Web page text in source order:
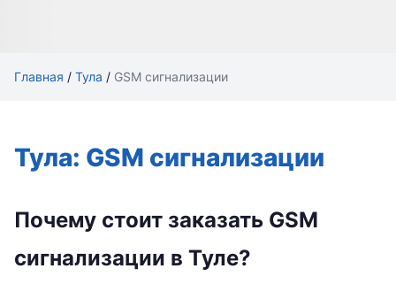
Главная / Тула / GSM сигнализации
Тула: GSM сигнализации
Почему стоит заказать GSM
сигнализации в Туле?